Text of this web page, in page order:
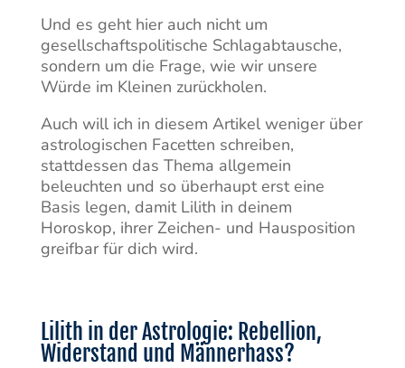
Und es geht hier auch nicht um
gesellschaftspolitische Schlagabtausche,
sondern um die Frage, wie wir unsere
Würde im Kleinen zurückholen.
Auch will ich in diesem Artikel weniger über
astrologischen Facetten schreiben,
stattdessen das Thema allgemein
beleuchten und so überhaupt erst eine
Basis legen, damit Lilith in deinem
Horoskop, ihrer Zeichen- und Hausposition
greifbar für dich wird.
Lilith in der Astrologie: Rebellion,
Widerstand und Männerhass?